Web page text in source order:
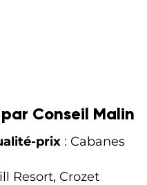
Conseil Malin
prix : Cabanes
Resort, Crozet